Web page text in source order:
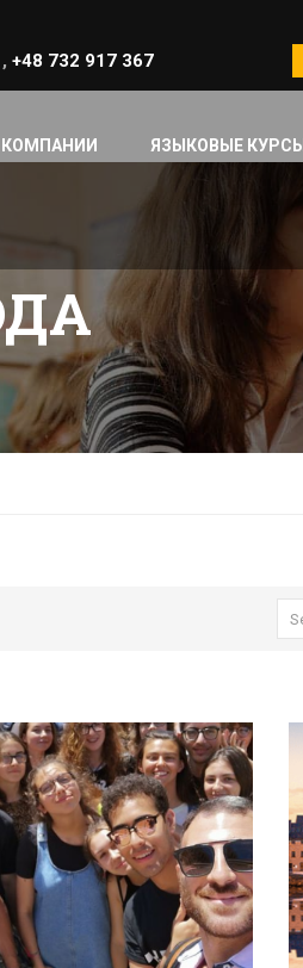
, +48 732 917 367
КОМПАНИИ ЯЗЫКОВЫЕ КУРСЫ